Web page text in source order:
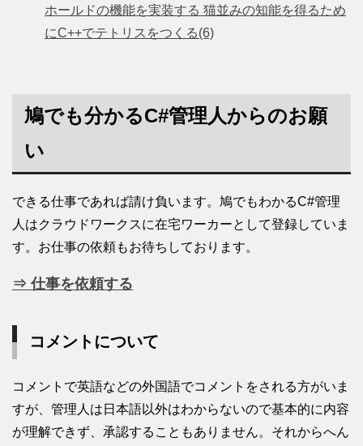
ホールドの機能を実装する 猫並みの知能を得るため
にC++でテトリスをつくる(6)
鳩でも分かるC#管理人からのお願
い
できる仕事であれば請け負います。鳩でもわかるC#管理
人はクラウドワークスに在宅ワーカーとして登録していま
す。お仕事の依頼もお待ちしております。
⇒ 仕事を依頼する
コメントについて
コメントで英語などの外国語でコメントをされる方がいま
すが、管理人は日本語以外はわからないので基本的に内容
が理解できず、承認することもありません。それからへん